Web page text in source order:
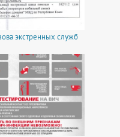
экстренных служб